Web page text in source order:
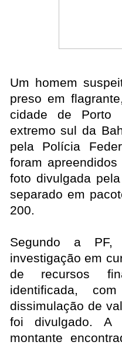
Um homem
preso em
cidade de Porto
extremo sul da
pela Polícia
foram
foto divulgada
separado em
200.
Segundo a
investigação em
de recursos
identificada,
dissimulação de
foi divulgado. A
montante